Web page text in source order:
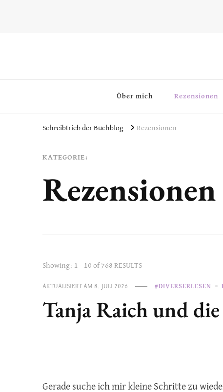
Über mich Rezensionen
Schreibtrieb der Buchblog Rezensionen
KATEGORIE:
Rezensionen
Showing: 1 - 10 of 768 RESULTS
AKTUALISIERT AM 8. JULI 2026 #DIVERSERLESEN
Tanja Raich und
Gerade suche ich mir kleine Schritte zu